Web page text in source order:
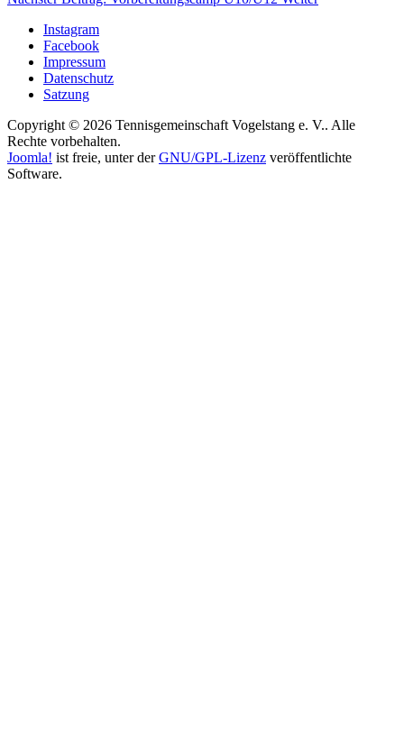
Instagram
Facebook
Impressum
Datenschutz
Satzung
Copyright © 2026 Tennisgemeinschaft Vogelstang e. V.. Alle
Rechte vorbehalten.
Joomla! ist freie, unter derGNU/GPL-Lizenz veröffentlichte
Software.